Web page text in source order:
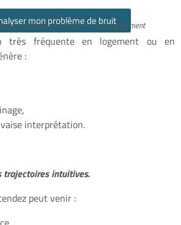
mon problème de bruit
un acousticien SAVdB – sans engagement
très fréquente en logement ou en
:
interprétation.
trajectoires intuitives.
peut venir :